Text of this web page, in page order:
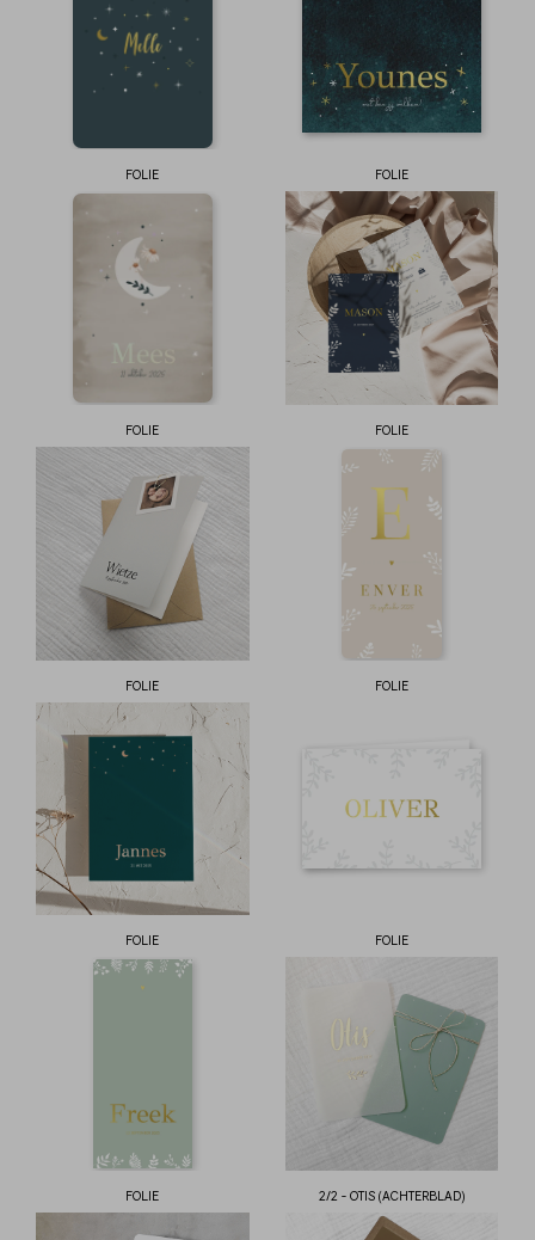
FOLIE FOLIE
FOLIE FOLIE
FOLIE FOLIE
FOLIE FOLIE
FOLIE 2/2 - OTIS (ACHTERBLAD)